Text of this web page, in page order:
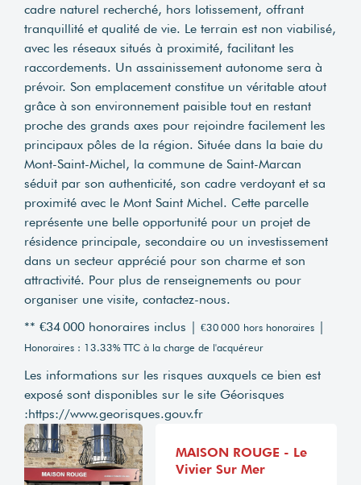
cadre naturel recherché, hors lotissement, offrant
tranquillité et qualité de vie. Le terrain est non viabilisé,
avec les réseaux situés à proximité, facilitant les
raccordements. Un assainissement autonome sera à
prévoir. Son emplacement constitue un véritable atout
grâce à son environnement paisible tout en restant
proche des grands axes pour rejoindre facilement les
principaux pôles de la région. Située dans la baie du
Mont-Saint-Michel, la commune de Saint-Marcan
séduit par son authenticité, son cadre verdoyant et sa
proximité avec le Mont Saint Michel. Cette parcelle
représente une belle opportunité pour un projet de
résidence principale, secondaire ou un investissement
dans un secteur apprécié pour son charme et son
attractivité. Pour plus de renseignements ou pour
organiser une visite, contactez-nous.
** €34 000 honoraires inclus | €30 000 hors honoraires |
Honoraires : 13.33% TTC à la charge de l'acquéreur
Les informations sur les risques auxquels ce bien est
exposé sont disponibles sur le site Géorisques
:https://www.georisques.gouv.fr
MAISON ROUGE - Le
Vivier Sur Mer